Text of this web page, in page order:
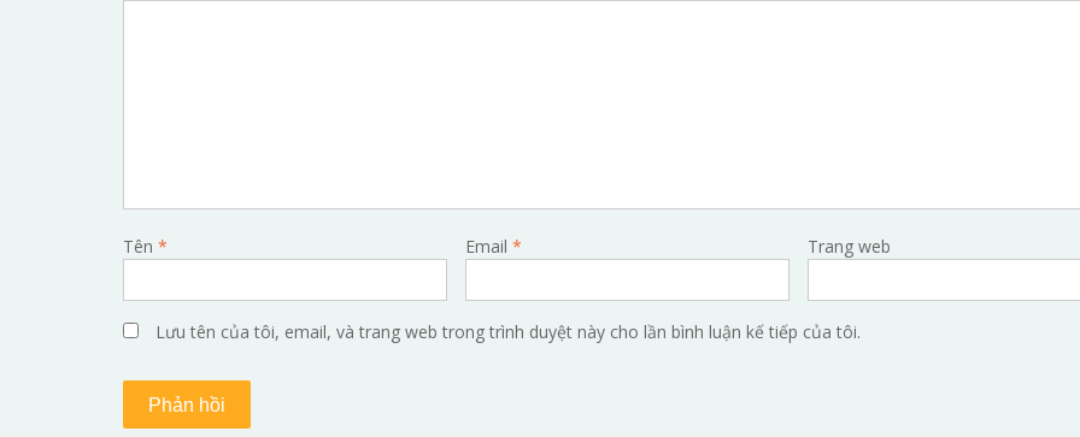
Tên * Email * Trang web
Lưu tên của tôi, email, và trang web trong trình duyệt này cho lần bình luận kế tiếp của tôi.